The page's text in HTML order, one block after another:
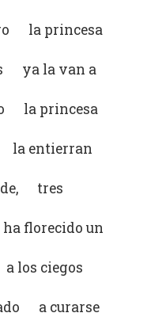
la princesa
ya la van a
la princesa
la entierran
tres
florecido un
los ciegos
a curarse